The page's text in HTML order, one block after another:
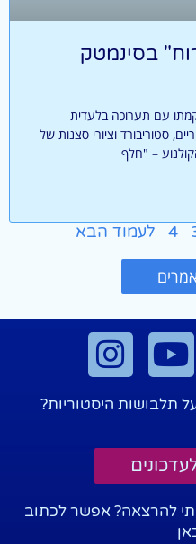
בסינמטק
מציין 50 שנה להקמתו עם תערוכה בלעדית
סטוריבורד וציורי סצנות של
– "חלף
4 לעמוד הבא
תלבושות היסטוריות?
להרצאה? אפשר לכתוב